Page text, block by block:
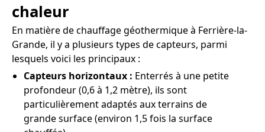
chaleur
En matière de chauffage géothermique à Ferrière-la-
Grande, il y a plusieurs types de capteurs, parmi
lesquels voici les principaux :
Capteurs horizontaux : Enterrés à une petite
profondeur (0,6 à 1,2 mètre), ils sont
particulièrement adaptés aux terrains de
grande surface (environ 1,5 fois la surface